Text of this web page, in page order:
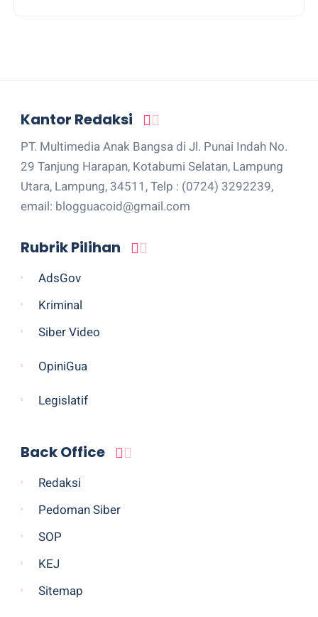
Kantor Redaksi
PT. Multimedia Anak Bangsa di Jl. Punai Indah No.
29 Tanjung Harapan, Kotabumi Selatan, Lampung
Utara, Lampung, 34511, Telp : (0724) 3292239,
email: blogguacoid@gmail.com
Rubrik Pilihan
AdsGov
Kriminal
Siber Video
OpiniGua
Legislatif
Back Office
Redaksi
Pedoman Siber
SOP
KEJ
Sitemap